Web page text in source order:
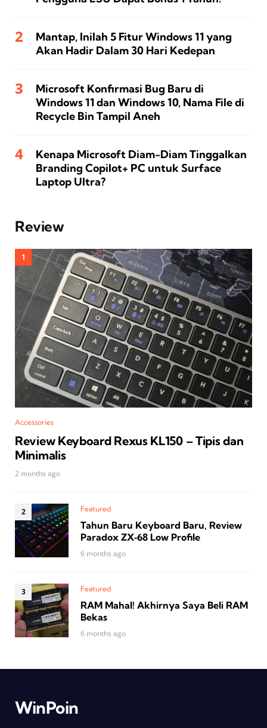
Mantap, Inilah 5 Fitur Windows 11 yang
Akan Hadir Dalam 30 Hari Kedepan
Microsoft Konfirmasi Bug Baru di
Windows 11 dan Windows 10, Nama File di
Recycle Bin Tampil Aneh
Kenapa Microsoft Diam-Diam Tinggalkan
Branding Copilot+ PC untuk Surface
Laptop Ultra?
Review
Accessories
Review Keyboard Rexus KL150 – Tipis dan
Minimalis
2 months ago
Featured
Tahun Baru Keyboard Baru, Review
Paradox ZX‑68 Low Profile
6 months ago
Featured
RAM Mahal! Akhirnya Saya Beli RAM
Bekas
6 months ago
WinPoin